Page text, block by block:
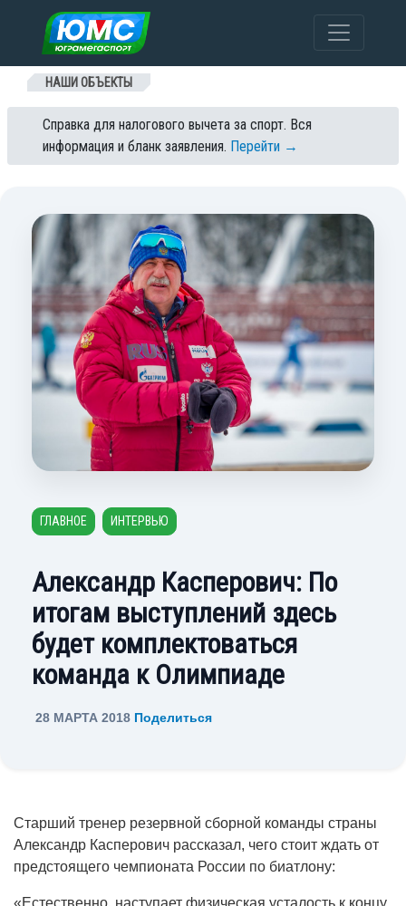
Перейти к содержанию
НАШИ ОБЪЕКТЫ
Справка для налогового вычета за спорт. Вся
информация и бланк заявления. Перейти →
ГЛАВНОЕ ИНТЕРВЬЮ
Александр Касперович: По
итогам выступлений здесь
будет комплектоваться
команда к Олимпиаде
28 МАРТА 2018 Поделиться
Старший тренер резервной сборной команды страны
Александр Касперович рассказал, чего стоит ждать от
предстоящего чемпионата России по биатлону: